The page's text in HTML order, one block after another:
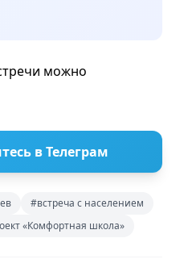
можно
в Телеграм
#встреча с населением
«Комфортная школа»